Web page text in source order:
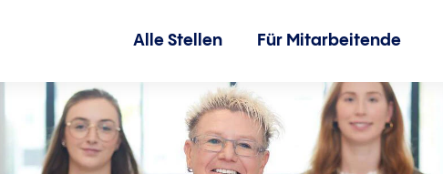
Alle Stellen Für Mitarbeitende